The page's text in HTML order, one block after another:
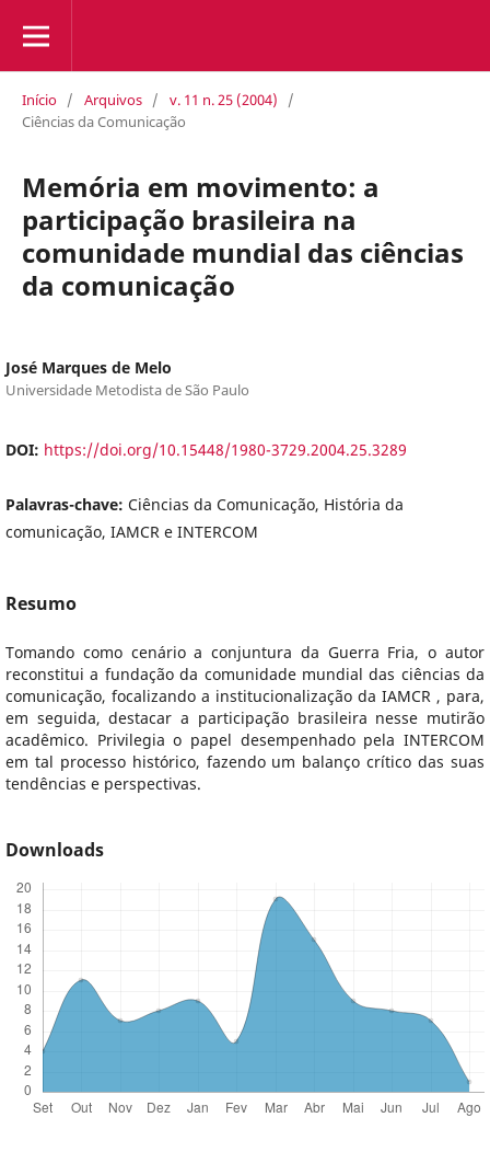
Início / Arquivos / v. 11 n. 25 (2004)
/
Ciências da Comunicação
Memória em movimento: a
participação brasileira na
comunidade mundial das ciências
da comunicação
José Marques de Melo
Universidade Metodista de São Paulo
DOI: https://doi.org/10.15448/1980-3729.2004.25.3289
Palavras-chave: Ciências da Comunicação, História da
comunicação, IAMCR e INTERCOM
Resumo
Tomando como cenário a conjuntura da Guerra Fria, o autor
reconstitui a fundação da comunidade mundial das ciências da
comunicação, focalizando a institucionalização da IAMCR , para,
em seguida, destacar a participação brasileira nesse mutirão
acadêmico. Privilegia o papel desempenhado pela INTERCOM
em tal processo histórico, fazendo um balanço crítico das suas
tendências e perspectivas.
Downloads